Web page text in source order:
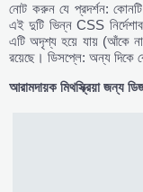
নোট করুন যে প্রদর্শন:
এই দুটি ভিন্ন CSS
এটি অদৃশ্য হয়ে যায় (আঁকে
রয়েছে। ডিসপ্লে: অন্য দিকে
আরামদায়কমিথস্ক্রিয়াজন্য